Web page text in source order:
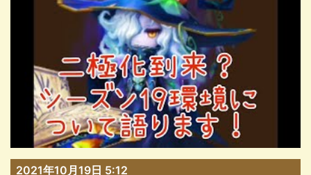
2021年10月19日 5:12